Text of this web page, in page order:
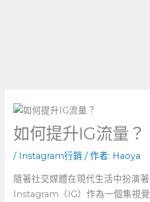
如何提升IG流量？
/ Instagram行銷 / 作者: Haoya
隨著社交媒體在現代生活中扮演
Instagram（IG）作為一個集視